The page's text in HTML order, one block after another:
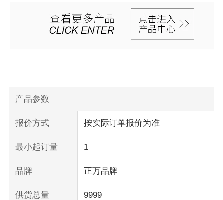
产品参数
报价方式 按实际订单报价为准
最小起订量 1
品牌 正万品牌
供货总量 9999